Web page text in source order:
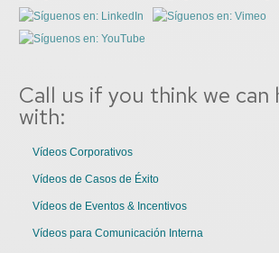
Call us if you think we can
with:
Vídeos Corporativos
Vídeos de Casos de Éxito
Vídeos de Eventos & Incentivos
Vídeos para Comunicación Interna